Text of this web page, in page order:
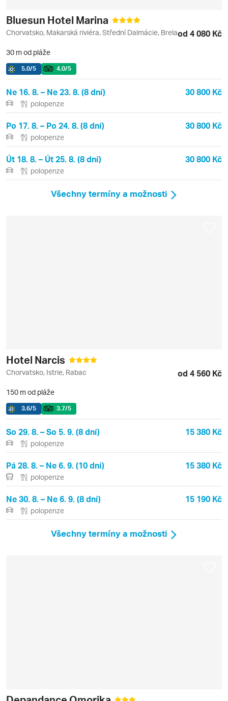
Bluesun Hotel Marina
Chorvatsko, Makarská riviéra, Střední Dalmácie, Brelaod 4 080 Kč
30 m od pláže
5.0/5 4.0/5
Ne 16. 8. – Ne 23. 8. (8 dní) 30 800 Kč
polopenze
Po 17. 8. – Po 24. 8. (8 dní) 30 800 Kč
polopenze
Út 18. 8. – Út 25. 8. (8 dní) 30 800 Kč
polopenze
Všechny termíny a možnosti
Hotel Narcis
Chorvatsko, Istrie, Rabac od 4 560 Kč
150 m od pláže
3.6/5 3.7/5
So 29. 8. – So 5. 9. (8 dní) 15 380 Kč
polopenze
Pá 28. 8. – Ne 6. 9. (10 dní) 15 380 Kč
polopenze
Ne 30. 8. – Ne 6. 9. (8 dní) 15 190 Kč
polopenze
Všechny termíny a možnosti